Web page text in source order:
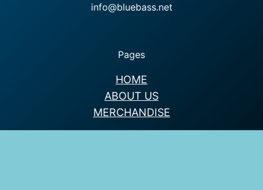
info@bluebass.net
Pages
HOME
ABOUT US
MERCHANDISE